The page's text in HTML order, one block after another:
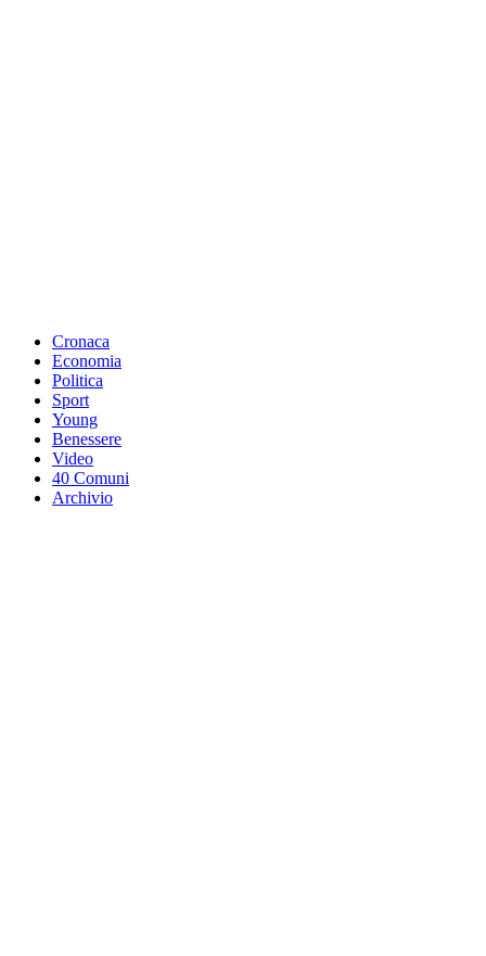
Cronaca
Economia
Politica
Sport
Young
Benessere
Video
40 Comuni
Archivio